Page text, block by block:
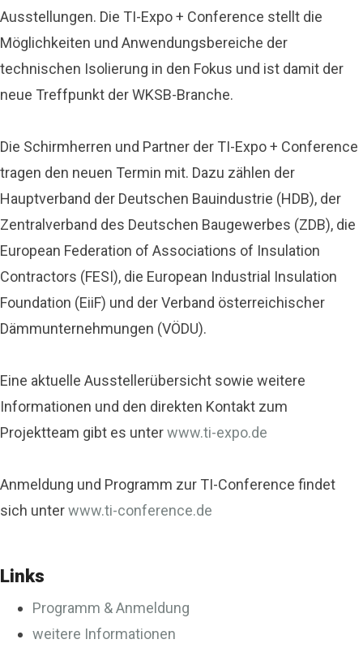
Ausstellungen. Die TI-Expo + Conference stellt die
Möglichkeiten und Anwendungsbereiche der
technischen Isolierung in den Fokus und ist damit der
neue Treffpunkt der WKSB-Branche.
Die Schirmherren und Partner der TI-Expo + Conference
tragen den neuen Termin mit. Dazu zählen der
Hauptverband der Deutschen Bauindustrie (HDB), der
Zentralverband des Deutschen Baugewerbes (ZDB), die
European Federation of Associations of Insulation
Contractors (FESI), die European Industrial Insulation
Foundation (EiiF) und der Verband österreichischer
Dämmunternehmungen (VÖDU).
Eine aktuelle Ausstellerübersicht sowie weitere
Informationen und den direkten Kontakt zum
Projektteam gibt es unterwww.ti-expo.de
Anmeldung und Programm zur TI-Conference findet
sich unterwww.ti-conference.de
Links
Programm & Anmeldung
weitere Informationen